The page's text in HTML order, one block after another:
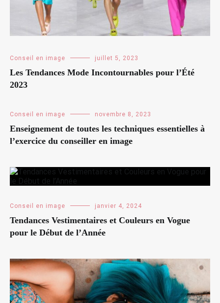
Conseil en image juillet 5, 2023
Les Tendances Mode Incontournables pour l’Été
2023
Conseil en image novembre 8, 2023
Enseignement de toutes les techniques essentielles à
l’exercice du conseiller en image
Conseil en image janvier 4, 2024
Tendances Vestimentaires et Couleurs en Vogue
pour le Début de l’Année